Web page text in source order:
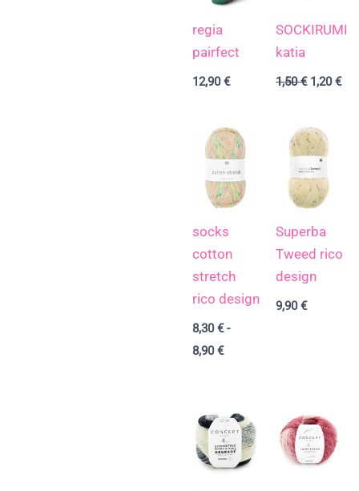
regia
pairfect
12,90€
SOCKIRUMI
katia
1,50€ 1,20€
socks
cotton
stretch
rico design
8,30€ -
8,90€
Rango
de
precios:
desde
8,30 €
hasta
Superba
Tweed rico
design
9,90€